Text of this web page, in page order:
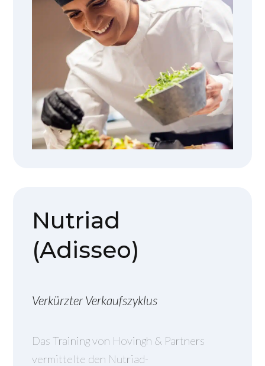
Nutriad
(Adisseo)
Verkürzter Verkaufszyklus
Das Training von Hovingh & Partners
vermittelte den Nutriad-